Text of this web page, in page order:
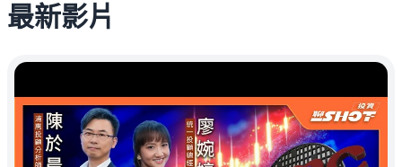
最新影片